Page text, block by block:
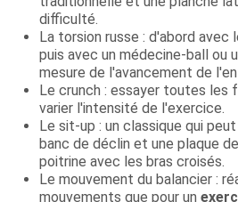
difficulté.
La torsion russe : d'abord avec
puis avec un médecine-ball ou
mesure de l'avancement de
Le crunch : essayer toutes les
varier l'intensité de l'exercice.
Le sit-up : un classique qui
banc de déclin et une plaque
poitrine avec les bras croisés.
Le mouvement du balancier :
mouvements que pour un